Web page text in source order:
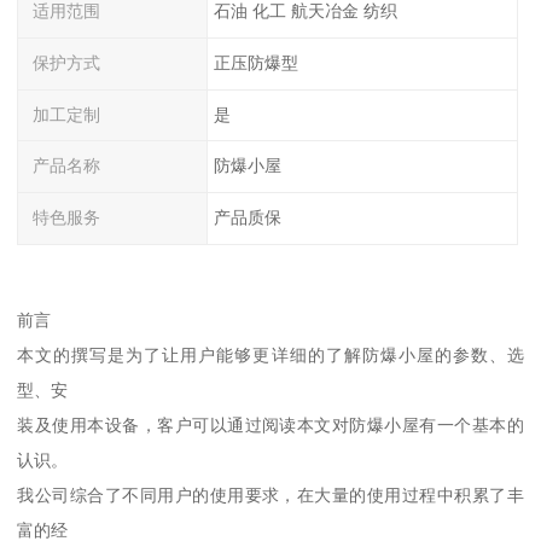
适用范围 石油 化工 航天冶金 纺织
保护方式 正压防爆型
加工定制 是
产品名称 防爆小屋
特色服务 产品质保
前言
本文的撰写是为了让用户能够更详细的了解防爆小屋的参数、选
型、安
装及使用本设备，客户可以通过阅读本文对防爆小屋有一个基本的
认识。
我公司综合了不同用户的使用要求，在大量的使用过程中积累了丰
富的经